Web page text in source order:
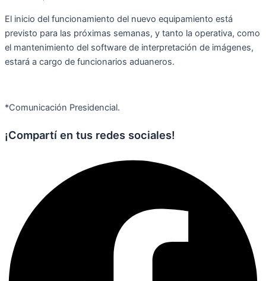
El inicio del funcionamiento del nuevo equipamiento está
previsto para las próximas semanas, y tanto la operativa, como
el mantenimiento del software de interpretación de imágenes,
estará a cargo de funcionarios aduaneros.
*Comunicación Presidencial.
¡Compartí en tus redes sociales!